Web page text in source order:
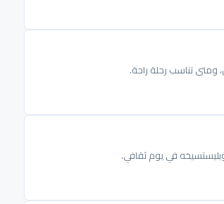
ومتى تناسب رحلة راحة.
في يوم ثقافي.